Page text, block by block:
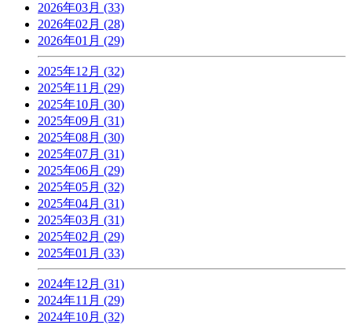
2026年03月 (33)
2026年02月 (28)
2026年01月 (29)
2025年12月 (32)
2025年11月 (29)
2025年10月 (30)
2025年09月 (31)
2025年08月 (30)
2025年07月 (31)
2025年06月 (29)
2025年05月 (32)
2025年04月 (31)
2025年03月 (31)
2025年02月 (29)
2025年01月 (33)
2024年12月 (31)
2024年11月 (29)
2024年10月 (32)